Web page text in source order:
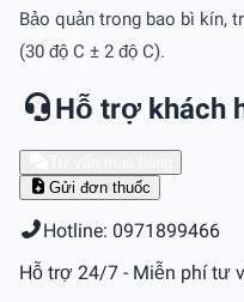
Bảo quản trong bao bì kín,
(30 độ C ± 2 độ C).
Hỗ trợ khách
Gửi đơn thuốc
Hotline: 0971899466
Hỗ trợ 24/7 - Miễn phí tư